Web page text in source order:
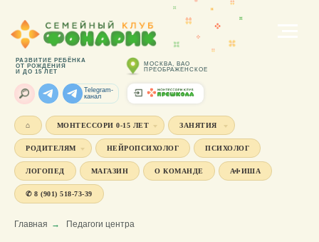
МОСКВА, ВАО
ПРЕОБРАЖЕНСКОЕ
РАЗВИТИЕ РЕБЁНКА
ОТ РОЖДЕНИЯ
И ДО 15 ЛЕТ
Telegram-
канал
⌂ МОНТЕССОРИ 0-15 ЛЕТ ЗАНЯТИЯ
РОДИТЕЛЯМ НЕЙРОПСИХОЛОГ ПСИХОЛОГ
ЛОГОПЕД МАГАЗИН О КОМАНДЕ АФИША
✆ 8 (901) 518-73-39
Главная → Педагоги центра